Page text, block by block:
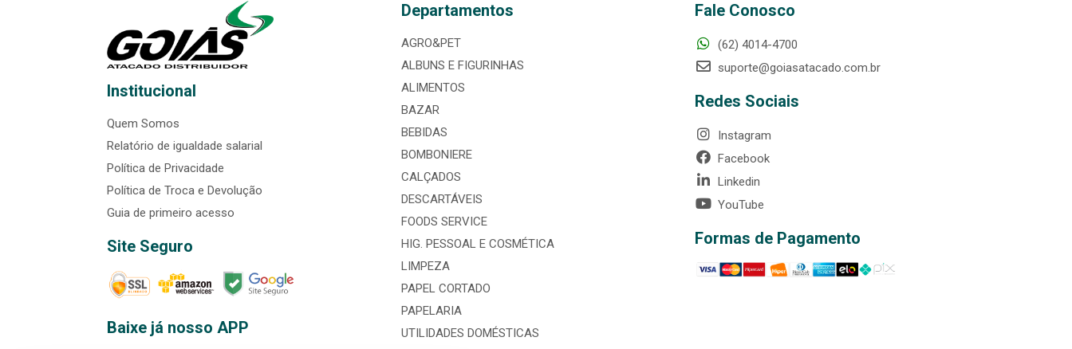
Institucional
Quem Somos
Relatório de igualdade salarial
Política de Privacidade
Política de Troca e Devolução
Guia de primeiro acesso
Site Seguro
Baixe já nosso APP
Departamentos
AGRO&PET
ALBUNS E FIGURINHAS
ALIMENTOS
BAZAR
BEBIDAS
BOMBONIERE
CALÇADOS
DESCARTÁVEIS
FOODS SERVICE
HIG. PESSOAL E COSMÉTICA
LIMPEZA
PAPEL CORTADO
PAPELARIA
UTILIDADES DOMÉSTICAS
Fale Conosco
(62) 4014-4700
suporte@goiasatacado.com.br
Redes Sociais
Instagram
Facebook
Linkedin
YouTube
Formas de Pagamento